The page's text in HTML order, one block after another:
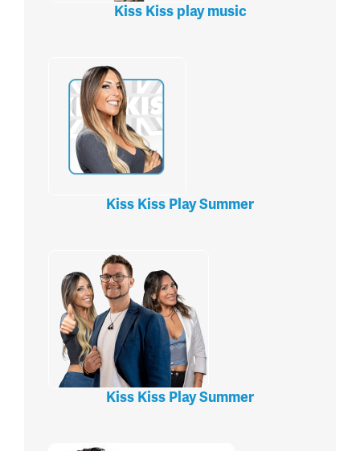
Kiss Kiss play music
Kiss Kiss Play Summer
Kiss Kiss Play Summer